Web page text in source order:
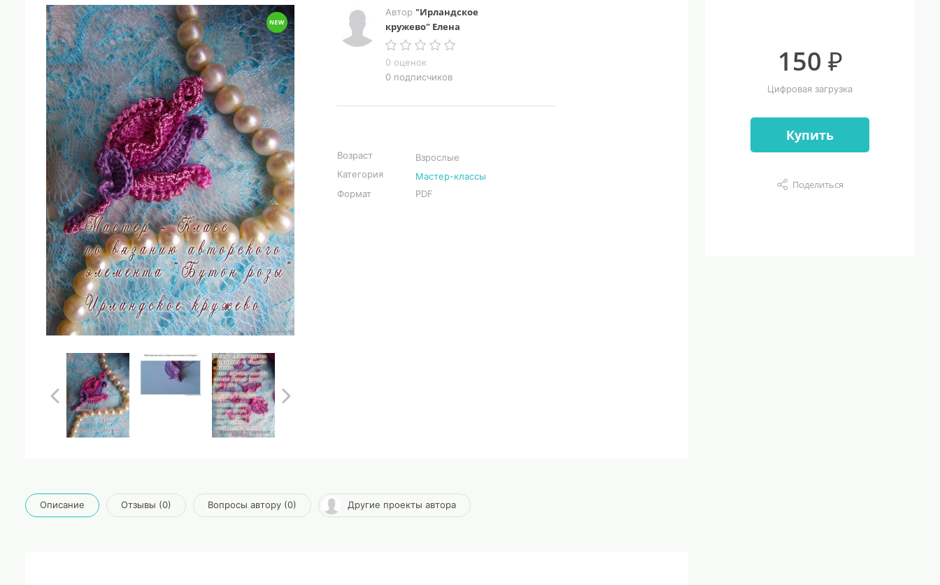
Автор "Ирландское
кружево" Елена
0 оценок
0 подписчиков
Возраст
Взрослые
Категория
Мастер-классы
Формат
PDF
150 ₽
Цифровая загрузка
Купить
Поделиться
Описание Отзывы (0) Вопросы автору (0) Другие проекты автора